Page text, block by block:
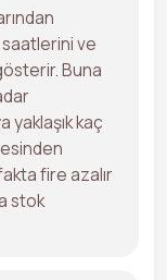
ve
Buna
yaklaşık kaç
fire azalır
stok